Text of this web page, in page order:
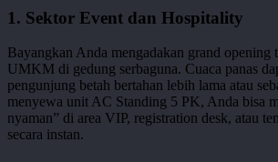
1. Sektor Event dan Hospitality
Bayangkan Anda mengadakan grand opening
UMKM di gedung serbaguna. Cuaca panas
pengunjung betah bertahan lebih lama atau
menyewa unit AC Standing 5 PK, Anda bisa
nyaman” di area VIP, registration desk, atau
secara instan.